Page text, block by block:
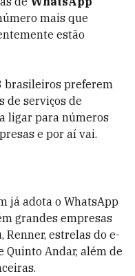
mais que
estão
brasileiros preferem
de serviços de
ligar para números
e por aí vai.
já adota o WhatsApp
grandes empresas
Renner, estrelas do e-
Quinto Andar, além de